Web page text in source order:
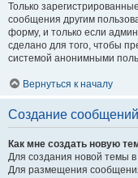
Только
сообщения другим
форму, и только если
сделано для того, чтобы
системой анонимными
Вернуться к началу
Создание сообщений
Как мне создать новую
Для создания новой темы
Для размещения